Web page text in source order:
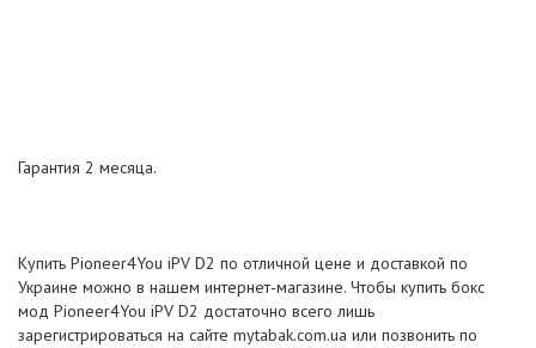
Гарантия 2 месяца.
Купить Pioneer4You iPV D2 по отличной цене и доставкой по
Украине можно в нашем интернет-магазине. Чтобы купить бокс
мод Pioneer4You iPV D2 достаточно всего лишь
зарегистрироваться на сайте mytabak.com.ua или позвонить по